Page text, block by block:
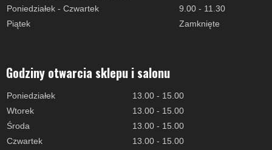
Poniedziałek - Czwartek
9.00 - 11.30
Piątek
Zamknięte
Godziny otwarcia sklepu i salonu
Poniedziałek
13.00 - 15.00
Wtorek
13.00 - 15.00
Środa
13.00 - 15.00
Czwartek
13.00 - 15.00